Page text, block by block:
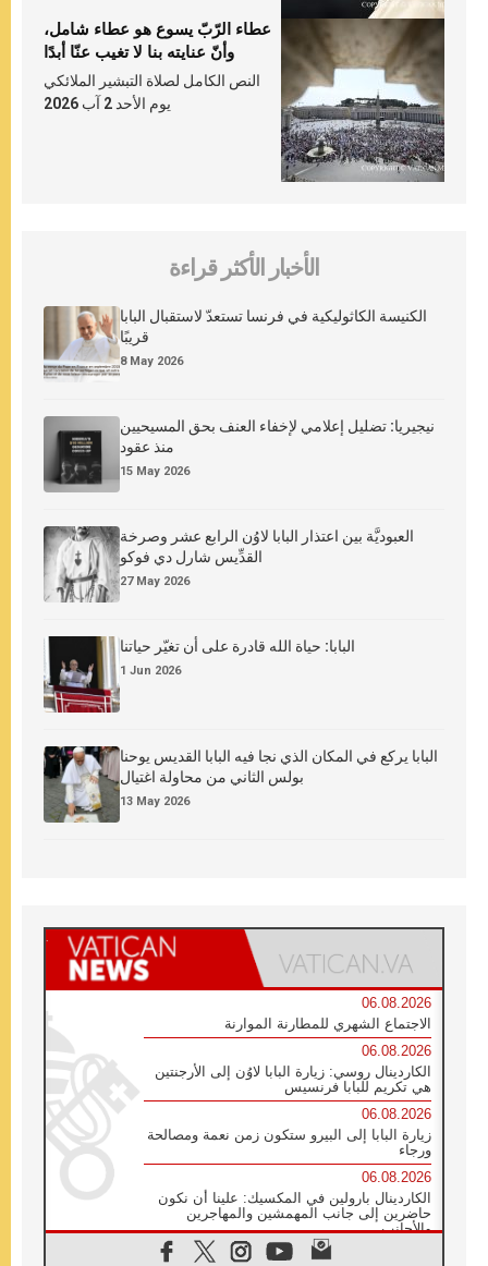
عطاء الرّبّ يسوع هو عطاء شامل،
وأنّ عنايته بنا لا تغيب عنّا أبدًا
النص الكامل لصلاة التبشير الملائكي
يوم الأحد 2 آب 2026
الأخبار الأكثر قراءة
الكنيسة الكاثوليكية في فرنسا تستعدّ لاستقبال البابا
قريبًا
8 May 2026
نيجيريا: تضليل إعلامي لإخفاء العنف بحق المسيحيين
منذ عقود
15 May 2026
العبوديَّة بين اعتذار البابا لاوُن الرابع عشر وصرخة
القدِّيس شارل دي فوكو
27 May 2026
البابا: حياة الله قادرة على أن تغيّر حياتنا
1 Jun 2026
البابا يركع في المكان الذي نجا فيه البابا القديس يوحنا
بولس الثاني من محاولة اغتيال
13 May 2026
06.08.2026
الاجتماع الشهري للمطارنة الموارنة
06.08.2026
الكاردينال روسي: زيارة البابا لاوُن إلى الأرجنتين
هي تكريم للبابا فرنسيس
06.08.2026
زيارة البابا إلى البيرو ستكون زمن نعمة ومصالحة
ورجاء
06.08.2026
الكاردينال بارولين في المكسيك: علينا أن نكون
حاضرين إلى جانب المهمشين والمهاجرين
والأجانب